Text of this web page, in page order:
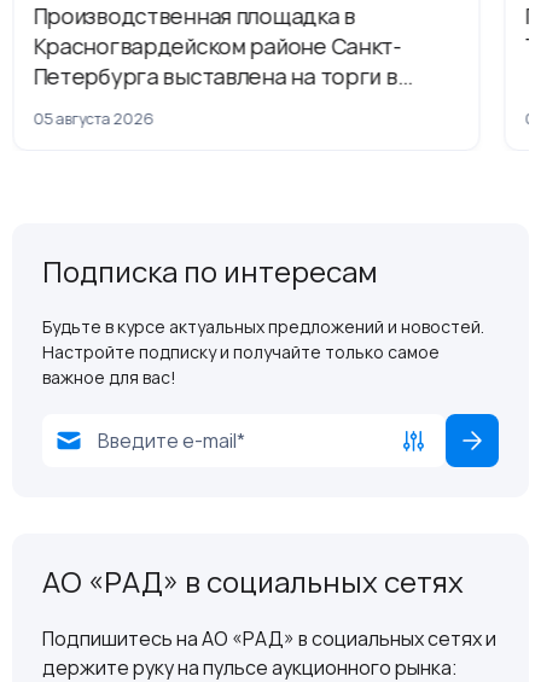
Производственная площадка в
Красногвардейском районе Санкт-
Петербурга выставлена на торги в
рамках приватизации
05 августа 2026
Подписка по интересам
Будьте в курсе актуальных предложений и новостей.
Настройте подписку и получайте только самое
важное для вас!
АО «РАД» в социальных сетях
Подпишитесь на АО «РАД» в социальных сетях и
держите руку на пульсе аукционного рынка: